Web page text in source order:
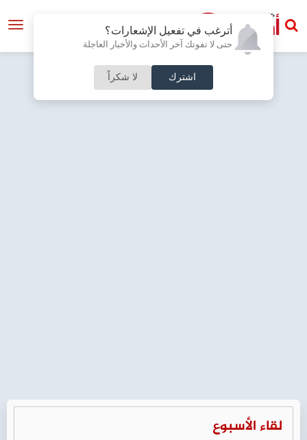
أترغب في تفعيل الإشعارات؟
حتى لا تفوتك آخر الأحداث والأخبار العاجلة
اشترك لا شكراً
لقاء الأسبوع